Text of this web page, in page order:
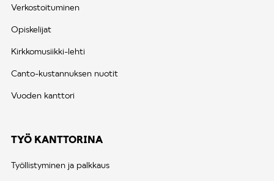
Verkostoituminen
Opiskelijat
Kirkkomusiikki-lehti
Canto-kustannuksen nuotit
Vuoden kanttori
TYÖ KANTTORINA
Työllistyminen ja palkkaus